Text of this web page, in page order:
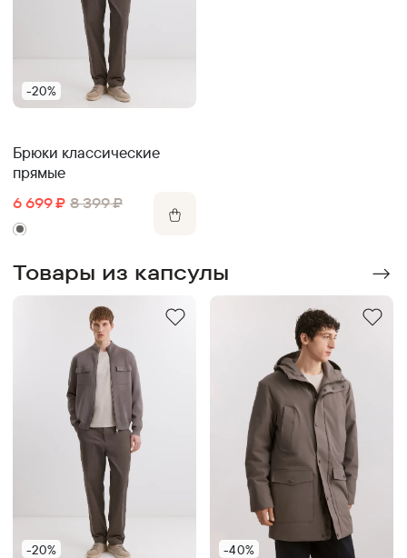
-20%
Брюки классические
прямые
6 699 ₽ 8 399 ₽
Товары из капсулы
-20% -40%